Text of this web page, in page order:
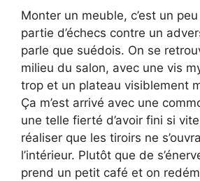
Monter un meuble, c’est un
partie d’échecs contre un
parle que suédois. On se
milieu du salon, avec une vis
trop et un plateau visiblement
Ça m’est arrivé avec une
une telle fierté d’avoir fini si
réaliser que les tiroirs ne
l’intérieur. Plutôt que de
prend un petit café et on